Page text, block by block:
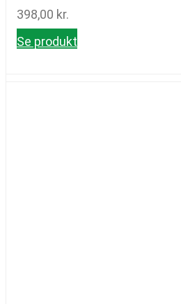
398,00 kr.
Se produkt